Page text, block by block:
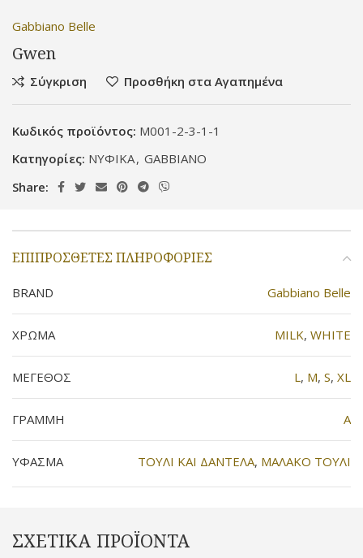
Gabbiano Belle
Gwen
Σύγκριση Προσθήκη στα Αγαπημένα
Κωδικός προϊόντος: M001-2-3-1-1
Κατηγορίες: ΝΥΦΙΚΑ, GABBIANO
Share:
ΕΠΙΠΡΌΣΘΕΤΕΣ ΠΛΗΡΟΦΟΡΊΕΣ
BRAND Gabbiano Belle
ΧΡΩΜΑ MILK, WHITE
ΜΕΓΕΘΟΣ L, M, S, XL
ΓΡΑΜΜΗ Α
ΥΦΑΣΜΑ TOYΛΙ ΚΑΙ ΔΑΝΤΕΛΑ, ΜΑΛΑΚΟ ΤΟΥΛΙ
ΣΧΕΤΙΚΆ ΠΡΟΪΌΝΤΑ